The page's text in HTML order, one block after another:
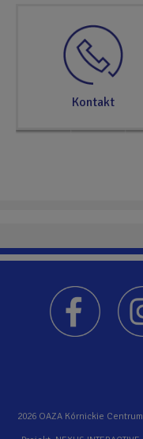
Kontakt
2026 OAZA Kórnickie